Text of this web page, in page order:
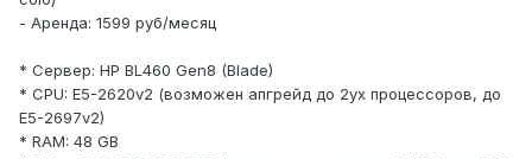
- Аренда: 1599 руб/месяц
* Сервер: HP BL460 Gen8 (Blade)
* CPU: E5-2620v2 (возможен апгрейд до 2ух процессоров, до
E5-2697v2)
* RAM: 48 GB